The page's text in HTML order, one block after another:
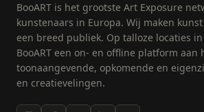
BooART is het grootste Art Exposure
kunstenaars in Europa. Wij maken
een breed publiek. Op talloze locaties
BooART een on- en offline platform aan
toonaangevende, opkomende en
en creatievelingen.